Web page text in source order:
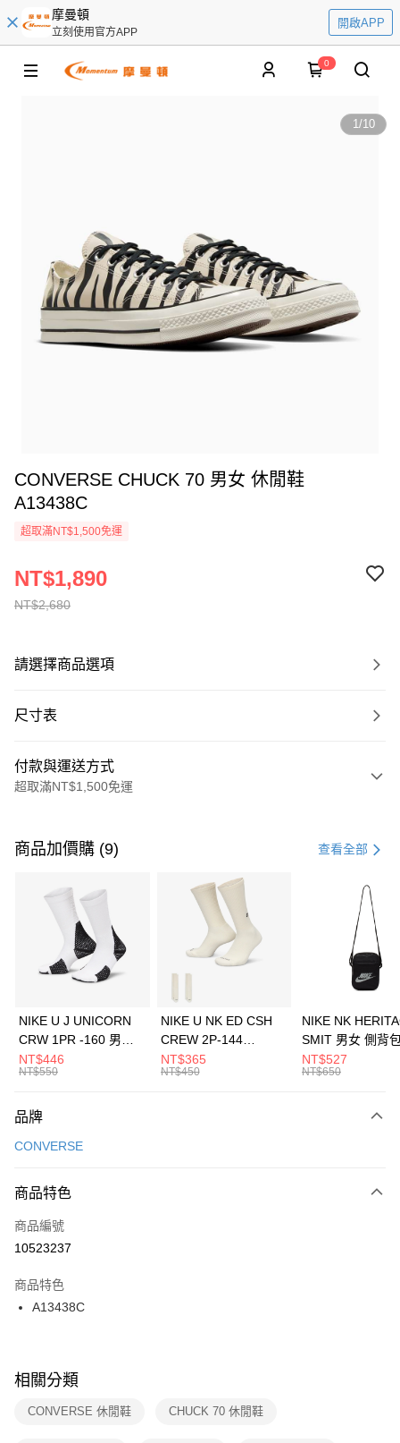
摩曼頓
立刻使用官方APP
開啟APP
0
1/10
CONVERSE CHUCK 70 男女 休閒鞋
A13438C
超取滿NT$1,500免運
NT$2,680
NT$1,890
請選擇商品選項
尺寸表
付款與運送方式
超取滿NT$1,500免運
信用卡一次付款
3 期 0 利率 每期 21家銀行
合作金庫商業銀行
第一商業銀行
華南商業銀行
彰化商業銀行
上海商業儲蓄銀行
元大商業銀行
台灣樂天信用卡公司
Apple Pay
全盈+PAY
AFTEE先享後付
【關於「AFTEE先享後付」】
便利好安心！
３．安心：先確認商品／服務後，再付款。
【「AFTEE先享後付」結帳流程】
１．於結帳方式選擇「AFTEE先享後付」後，將跳轉至「AFTEE先享後付」
２．訂單成立數日內，您將收到繳費通知簡訊。
３．收到繳費通知簡訊後14天內，點擊此簡訊中的連結，可透過四大超商／
ATM／網路銀行／等多元方式進行付款，方視為交易完成。
※ 交易是否成功請以「AFTEE先享後付 」之結帳頁面顯示為準，若有關於
是否繳費成功／繳費後需取消欲退款等相關疑問，請聯繫「AFTEE先享後付
客戶支援中心」 https://netprotections.freshdesk.com/support/home
運送方式
每筆NT$100，滿NT$1,500(含以上)免運費
宅配
每筆NT$100，滿NT$1,500(含以上)免運費
付款後門市自取
每筆NT$100，滿NT$1,500(含以上)免運費
商品加價購 (9) 查看全部
NIKE U J UNICORN
CRW 1PR -160 男女
中統襪 FZ3393100
NT$446
NT$550
NIKE U NK ED CSH
CREW 2P-144
EMBRDY 男女 短統襪
FZ3073133
NT$365
NT$450
NIKE NK
SMIT 男女 側背
BA5871010
NT$527
NT$650
品牌
CONVERSE
商品特色
商品編號
10523237
商品特色
A13438C
相關分類
CONVERSE 休閒鞋 CHUCK 70 休閒鞋